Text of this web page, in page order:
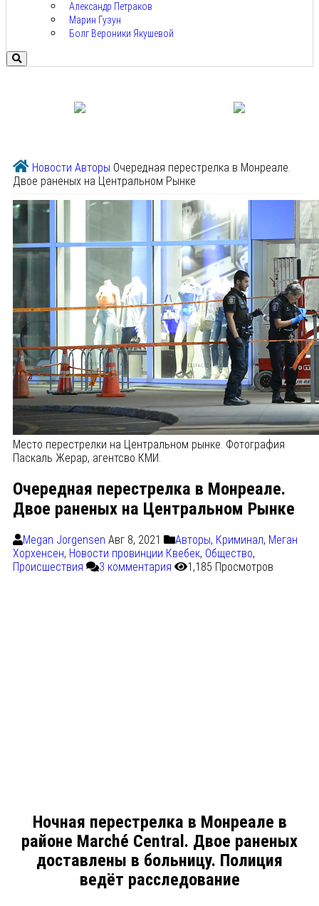
Александр Петраков
Марин Гузун
Болг Вероники Якушевой
Новости Авторы Очередная перестрелка в Монреале.
Двое раненых на Центральном Рынке
Место перестрелки на Центральном рынке. Фотография
Паскаль Жерар, агентсво КМИ.
Очередная перестрелка в Монреале.
Двое раненых на Центральном Рынке
Megan Jorgensen Авг 8, 2021 Авторы, Криминал, Меган
Хорхенсен, Новости провинции Квебек, Общество,
Происшествия
3 комментария 1,185 Просмотров
Ночная перестрелка в Монреале в
районе Marché Central. Двое раненых
доставлены в больницу. Полиция
ведёт расследование